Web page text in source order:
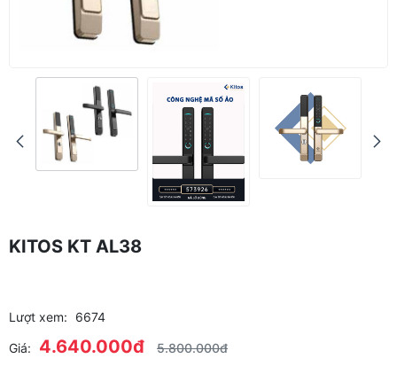
KITOS KT AL38
Lượt xem: 6674
Giá: 4.640.000đ 5.800.000đ